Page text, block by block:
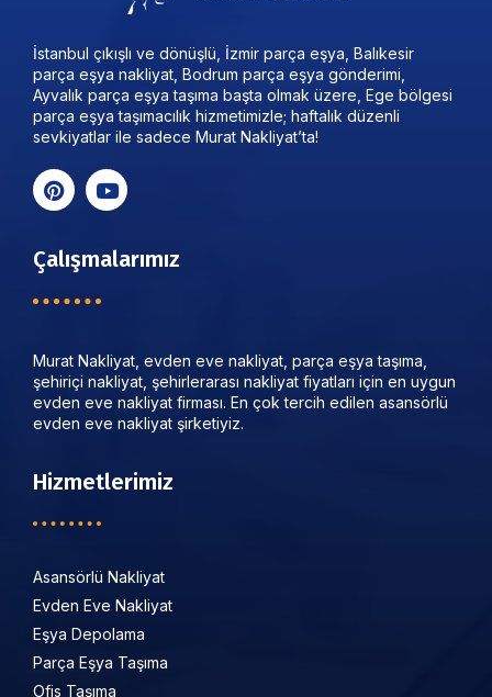
İstanbul çıkışlı ve dönüşlü, İzmir parça eşya, Balıkesir
parça eşya nakliyat, Bodrum parça eşya gönderimi,
Ayvalık parça eşya taşıma başta olmak üzere, Ege bölgesi
parça eşya taşımacılık hizmetimizle; haftalık düzenli
sevkiyatlar ile sadece Murat Nakliyat’ta!
Çalışmalarımız
Murat Nakliyat, evden eve nakliyat, parça eşya taşıma,
şehiriçi nakliyat, şehirlerarası nakliyat fiyatları için en uygun
evden eve nakliyat firması. En çok tercih edilen asansörlü
evden eve nakliyat şirketiyiz.
Hizmetlerimiz
Asansörlü Nakliyat
Evden Eve Nakliyat
Eşya Depolama
Parça Eşya Taşıma
Ofis Taşıma